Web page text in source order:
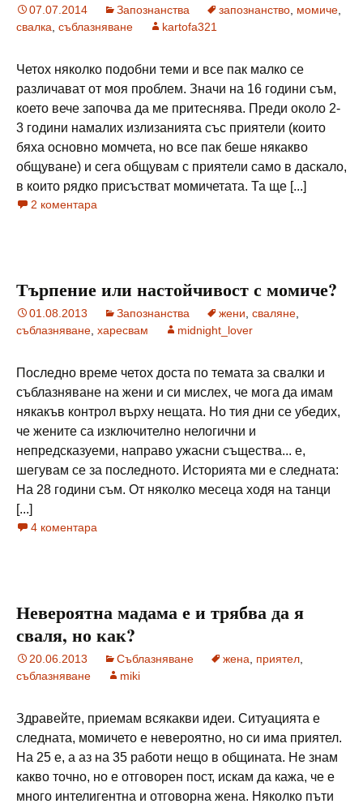
07.07.2014 Запознанства запознанство момиче
свалка съблазняване kartofa321
Четох няколко подобни теми и все пак малко се
различават от моя проблем. Значи на 16 години съм,
което вече започва да ме притеснява. Преди около 2-
3 години намалих излизанията със приятели (които
бяха основно момчета, но все пак беше някакво
общуване) и сега общувам с приятели само в даскало,
в които рядко присъстват момичетата. Та ще [...]
2 коментара
Търпение или настойчивост с момиче?
01.08.2013 Запознанства жени сваляне
съблазняване харесвам midnight_lover
Последно време четох доста по темата за свалки и
съблазняване на жени и си мислех, че мога да имам
някакъв контрол върху нещата. Но тия дни се убедих,
че жените са изключително нелогични и
непредсказуеми, направо ужасни същества... е,
шегувам се за последното. Историята ми е следната:
На 28 години съм. От няколко месеца ходя на танци
[...]
4 коментара
Невероятна мадама е и трябва да я
сваля, но как?
20.06.2013 Съблазняване жена приятел
съблазняване
miki
Здравейте, приемам всякакви идеи. Ситуацията е
следната, момичето е невероятно, но си има приятел.
На 25 е, а аз на 35 работи нещо в общината. Не знам
какво точно, но е отговорен пост, искам да кажа, че е
много интелигентна и отговорна жена. Няколко пъти